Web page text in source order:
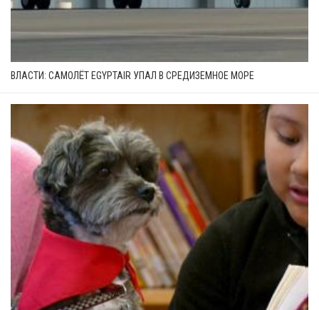
ВЛАСТИ: САМОЛЁТ EGYPTAIR УПАЛ В СРЕДИЗЕМНОЕ МОРЕ